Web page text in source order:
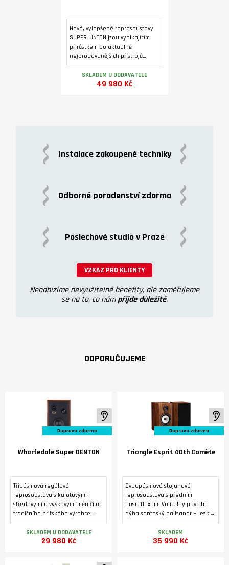
Nové, vylepšené reprosoustavy
SUPER LINTON jsou vynikajícím
přírůstkem do aktuálně
nejprodávanějších přístrojů
Heritage. Povrchová úprava je
dýhou ve třech barevných
variantách.
SKLADEM U DODAVATELE
49 980 Kč
Instalace zakoupené techniky
Odborné poradenství zdarma
Poslechové studio v Praze
VZKAZ PRO KLIENTY
Nenabizime nevyužitelné benefity, ale zaměřujeme
se na to, co námpřijde důležité.
DOPORUČUJEME
K poslechu ve studiu
Doprava zdarma
Wharfedale Super DENTON
Třípásmová regálová
reprosoustava s kalotovými
středovými a výškovými měniči od
tradičního britského výrobce,
vyráběná ve třech barevných
variantách. Luxusní úprava s
pravou dýhou.
SKLADEM U DODAVATELE
29 980 Kč
Doprava zdarma
Triangle Esprit 40th Comète
Dvoupásmová stojanová
reprosoustava s předním
basreflexem. Volitelný povrch:
dýha santoský palisandr + lesklý
lak, nebo zlatý dub. Výškový
reproduktor 25 mm s kompozitní
hořčíkovou kalotou. Basový
SKLADEM
35 990 Kč